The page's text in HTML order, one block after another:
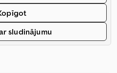
sludinājumu